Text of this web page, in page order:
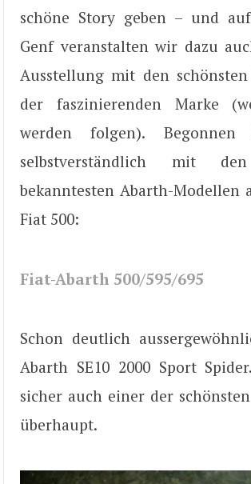
schöne Story geben – und
Genf veranstalten wir dazu
Ausstellung mit den schönsten
der faszinierenden Marke
werden folgen).
selbstverständlich mit
bekanntesten Abarth-Modellen
Fiat 500:
Fiat-Abarth 500/595/695
Schon deutlich
Abarth SE10 2000 Sport
sicher auch einer der
überhaupt.